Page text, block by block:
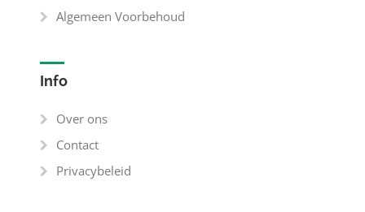
Algemeen Voorbehoud
Info
Over ons
Contact
Privacybeleid